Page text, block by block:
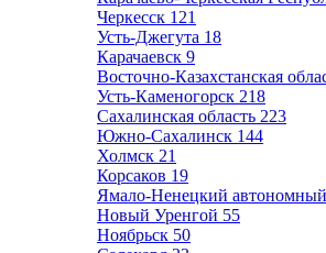
Черкесск 121
Усть-Джегута 18
Карачаевск 9
Восточно-Казахстанская
Усть-Каменогорск 218
Сахалинская область 223
Южно-Сахалинск 144
Холмск 21
Корсаков 19
Ямало-Ненецкий
Новый Уренгой 55
Ноябрьск 50